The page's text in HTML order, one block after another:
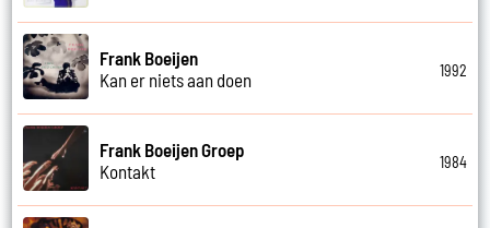
Frank Boeijen
Kan er niets aan doen
1992
Frank Boeijen Groep
Kontakt
1984